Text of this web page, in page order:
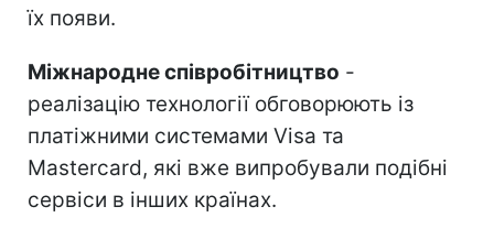
їх появи.
Міжнародне співробітництво -
реалізацію технології обговорюють із
платіжними системами Visa та
Mastercard, які вже випробували подібні
сервіси в інших країнах.